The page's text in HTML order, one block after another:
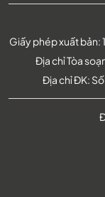
Giấy phép xuất bản:
Địa chỉ Tòa
Địa chỉ ĐK: